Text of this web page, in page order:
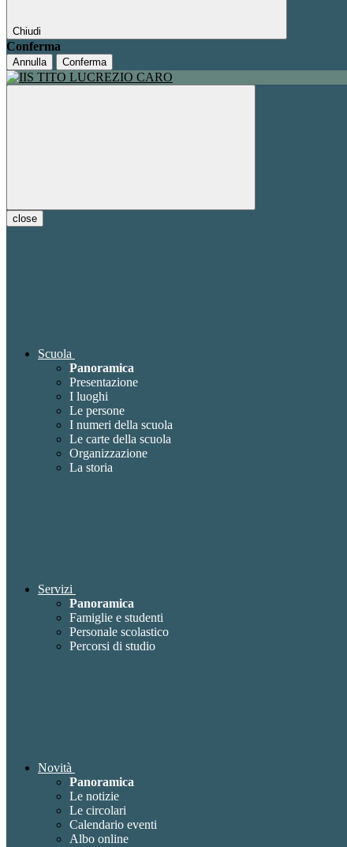
Chiudi
Conferma
Annulla Conferma
close
Scuola
Panoramica
Presentazione
I luoghi
Le persone
I numeri della scuola
Le carte della scuola
Organizzazione
La storia
Servizi
Panoramica
Famiglie e studenti
Personale scolastico
Percorsi di studio
Novità
Panoramica
Le notizie
Le circolari
Calendario eventi
Albo online